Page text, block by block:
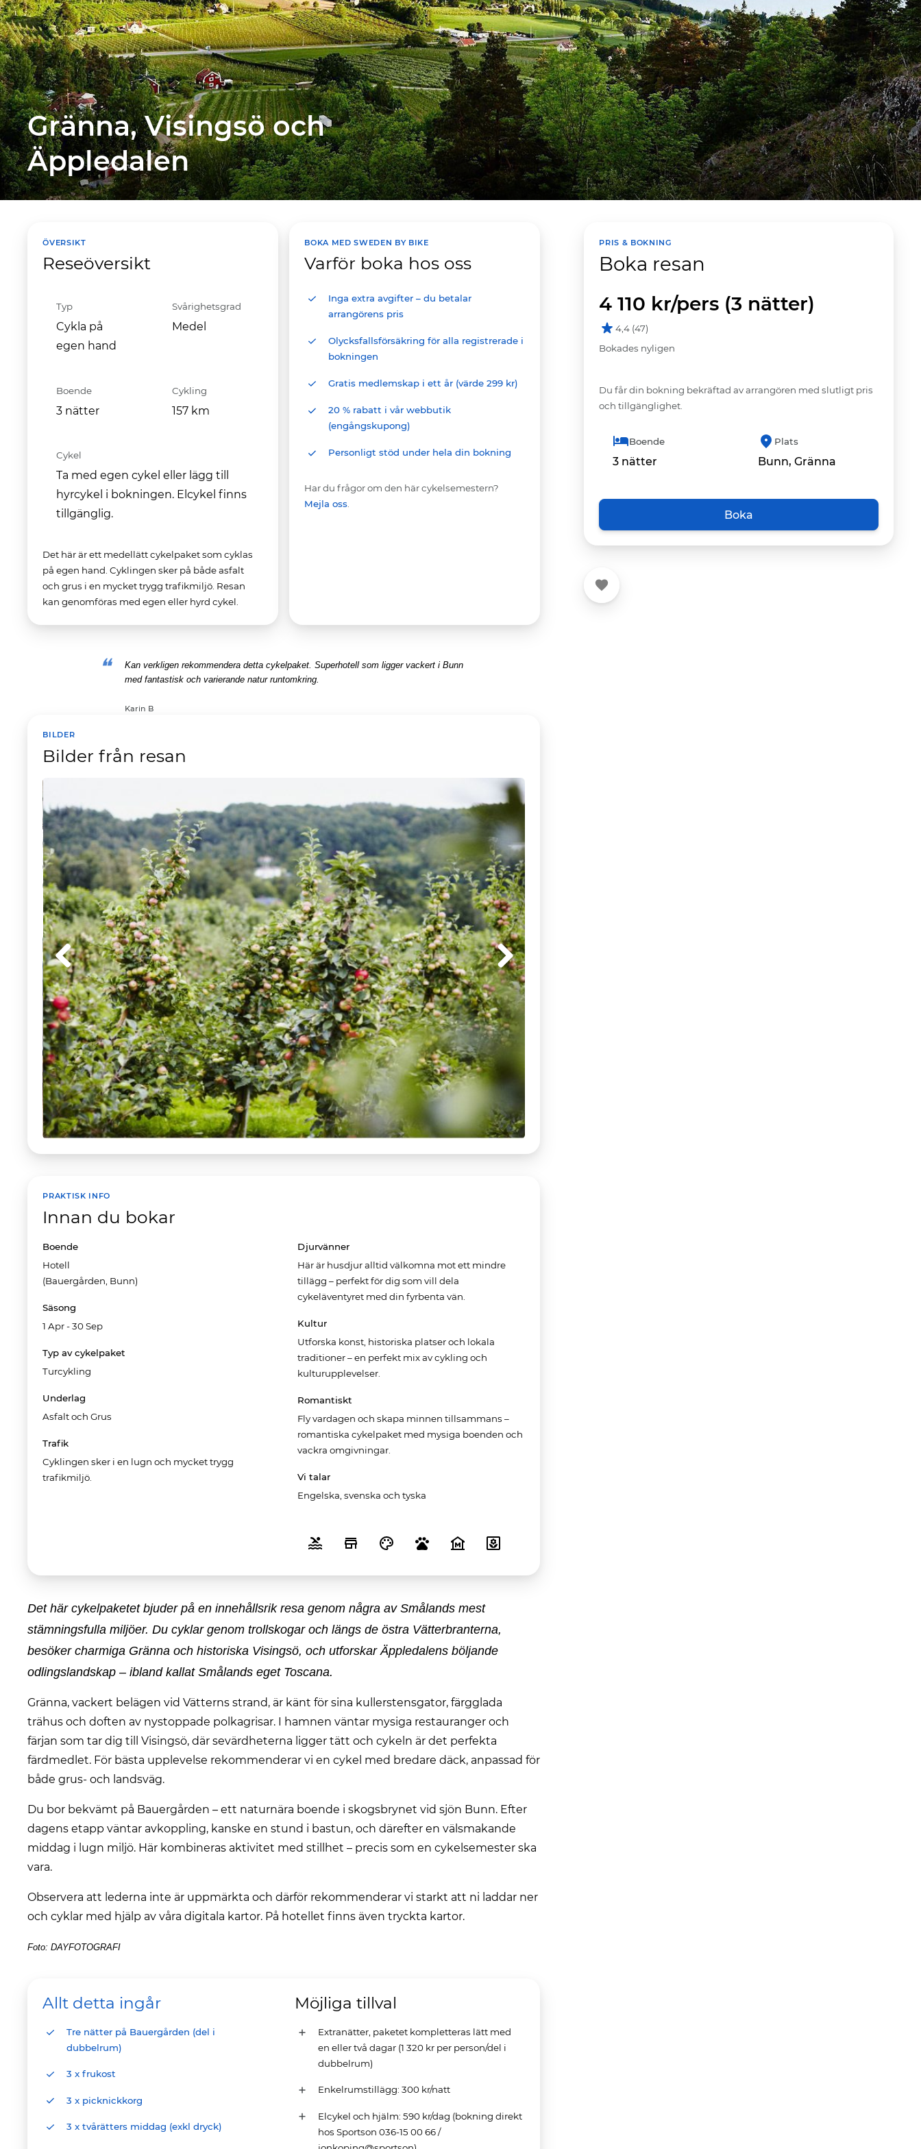
Gränna, Visingsö och
Äppledalen
ÖVERSIKT
Reseöversikt
Typ
Cykla på
egen hand
Svårighetsgrad
Medel
Boende
3 nätter
Cykling
157 km
Cykel
Ta med egen cykel eller lägg till
hyrcykel i bokningen. Elcykel finns
tillgänglig.
Det här är ett medellätt cykelpaket som cyklas
på egen hand. Cyklingen sker på både asfalt
och grus i en mycket trygg trafikmiljö. Resan
kan genomföras med egen eller hyrd cykel.
BOKA MED SWEDEN BY BIKE
Varför boka hos oss
Inga extra avgifter – du betalar
arrangörens pris
Olycksfallsförsäkring för alla registrerade i
bokningen
Gratis medlemskap i ett år (värde 299 kr)
20 % rabatt i vår webbutik
(engångskupong)
Personligt stöd under hela din bokning
Har du frågor om den här cykelsemestern?
Mejla oss
Kan verkligen rekommendera detta cykelpaket. Superhotell som ligger vackert i Bunn
med fantastisk och varierande natur runtomkring.
Karin B
BILDER
Bilder från resan
PRAKTISK INFO
Innan du bokar
Boende
Hotell
(Bauergården, Bunn)
Säsong
1 Apr - 30 Sep
Typ av cykelpaket
Turcykling
Underlag
Asfalt och Grus
Trafik
Cyklingen sker i en lugn och mycket trygg
trafikmiljö.
Djurvänner
Här är husdjur alltid välkomna mot ett mindre
tillägg – perfekt för dig som vill dela
cykeläventyret med din fyrbenta vän.
Kultur
Utforska konst, historiska platser och lokala
traditioner – en perfekt mix av cykling och
kulturupplevelser.
Romantiskt
Fly vardagen och skapa minnen tillsammans –
romantiska cykelpaket med mysiga boenden och
vackra omgivningar.
Vi talar
Engelska svenska och tyska
Det här cykelpaketet bjuder på en innehållsrik resa genom några av Smålands mest
stämningsfulla miljöer. Du cyklar genom trollskogar och längs de östra Vätterbranterna,
besöker charmiga Gränna och historiska Visingsö, och utforskar Äppledalens böljande
odlingslandskap – ibland kallat Smålands eget Toscana.
Gränna, vackert belägen vid Vätterns strand, är känt för sina kullerstensgator, färgglada
trähus och doften av nystoppade polkagrisar. I hamnen väntar mysiga restauranger och
färjan som tar dig till Visingsö, där sevärdheterna ligger tätt och cykeln är det perfekta
färdmedlet. För bästa upplevelse rekommenderar vi en cykel med bredare däck, anpassad för
både grus- och landsväg.
Du bor bekvämt på Bauergården – ett naturnära boende i skogsbrynet vid sjön Bunn. Efter
dagens etapp väntar avkoppling, kanske en stund i bastun, och därefter en välsmakande
middag i lugn miljö. Här kombineras aktivitet med stillhet – precis som en cykelsemester ska
vara.
Observera att lederna inte är uppmärkta och därför rekommenderar vi starkt att ni laddar ner
och cyklar med hjälp av våra digitala kartor. På hotellet finns även tryckta kartor.
Foto: DAYFOTOGRAFI
Allt detta ingår
Tre nätter på Bauergården (del i
dubbelrum)
3 x frukost
3 x picknickkorg
3 x tvårätters middag (exkl dryck)
Möjliga tillval
Extranätter, paketet kompletteras lätt med
en eller två dagar (1 320 kr per person/del i
dubbelrum)
Enkelrumstillägg: 300 kr/natt
Elcykel och hjälm: 590 kr/dag (bokning direkt
hos Sportson 036-15 00 66 /
PRIS & BOKNING
Boka resan
4 110 kr/pers (3 nätter)
4,4 (47)
Bokades nyligen
Du får din bokning bekräftad av arrangören med slutligt pris
och tillgänglighet.
Boende
3 nätter
Plats
Bunn, Gränna
Boka
Favorit